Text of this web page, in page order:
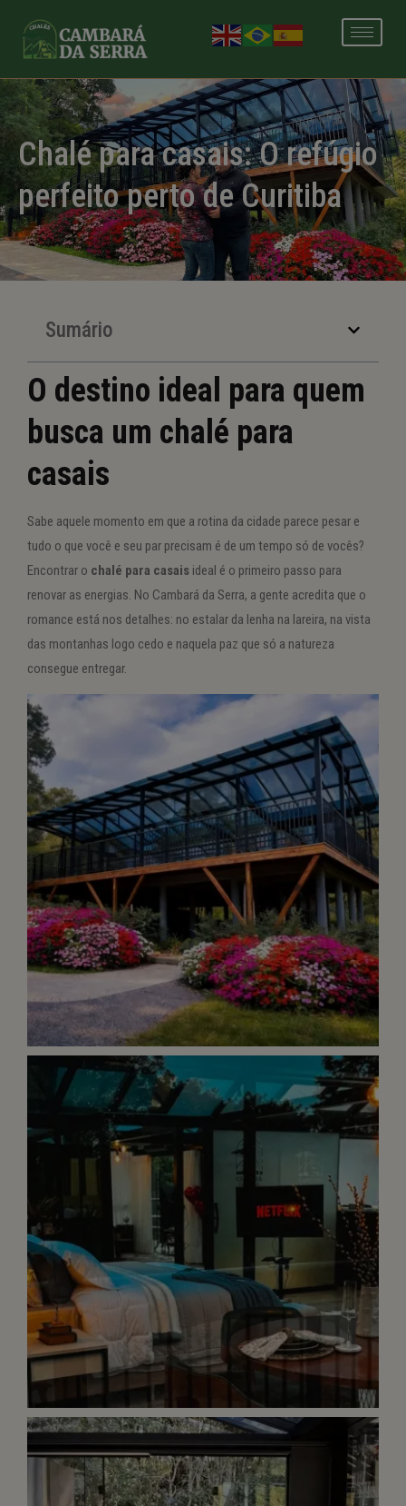
Chalé para casais: O refúgio
perfeito perto de Curitiba
Sumário
O destino ideal para quem
busca um chalé para
casais
Sabe aquele momento em que a rotina da cidade parece pesar e
tudo o que você e seu par precisam é de um tempo só de vocês?
Encontrar o chalé para casais ideal é o primeiro passo para
renovar as energias. No Cambará da Serra, a gente acredita que o
romance está nos detalhes: no estalar da lenha na lareira, na vista
das montanhas logo cedo e naquela paz que só a natureza
consegue entregar.